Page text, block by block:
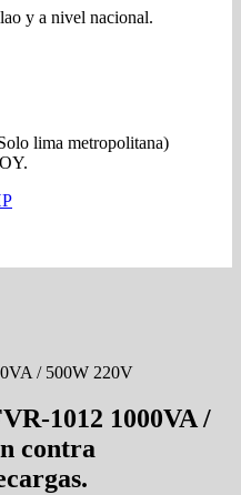
y a nivel nacional.
lima metropolitana)
/ 500W 220V
1012 1000VA /
contra